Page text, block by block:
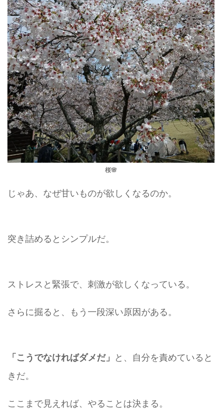
桜🌸
じゃあ、なぜ甘いものが欲しくなるのか。
突き詰めるとシンプルだ。
ストレスと緊張で、刺激が欲しくなっている。
さらに掘ると、もう一段深い原因がある。
「こうでなければダメだ」 と、自分を責めていると
きだ。
ここまで見えれば、やることは決まる。